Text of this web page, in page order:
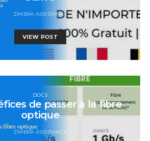
ZIMBRA ASSISTANCE
VIEW POST
DOCS
de passer à la fibre
optique
ZIMBRA ASSISTANCE